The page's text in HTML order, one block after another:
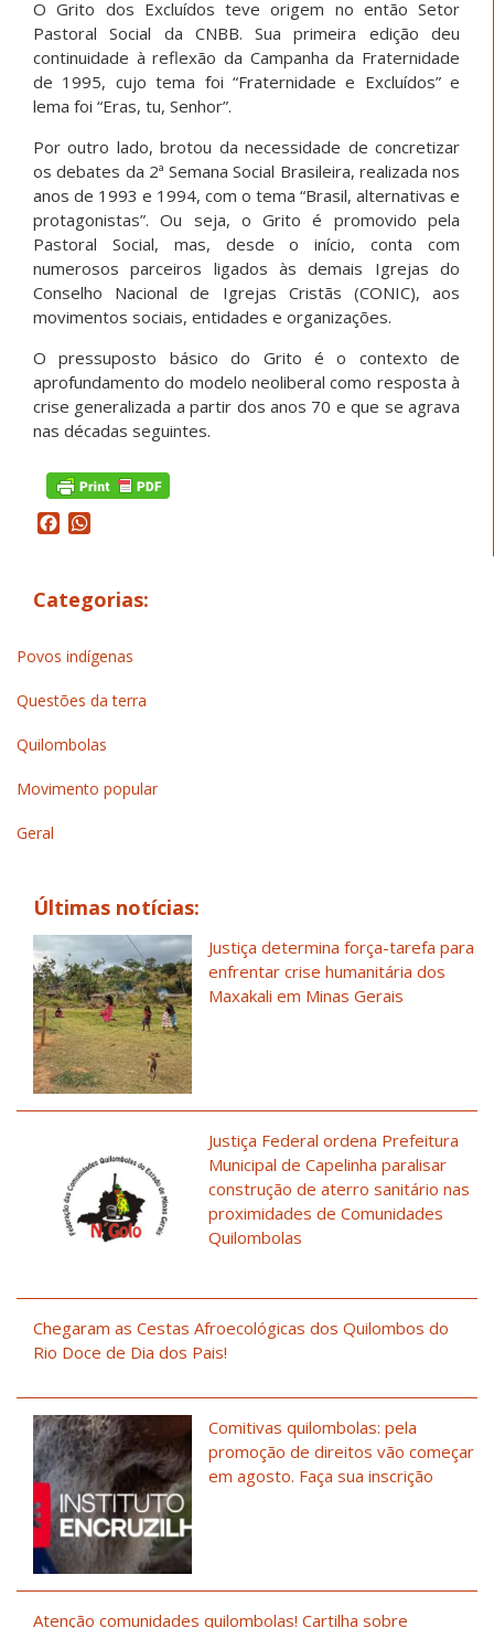
O Grito dos Excluídos teve origem no então Setor
Pastoral Social da CNBB. Sua primeira edição deu
continuidade à reflexão da Campanha da Fraternidade
de 1995, cujo tema foi “Fraternidade e Excluídos” e
lema foi “Eras, tu, Senhor”.
Por outro lado, brotou da necessidade de concretizar
os debates da 2ª Semana Social Brasileira, realizada nos
anos de 1993 e 1994, com o tema “Brasil, alternativas e
protagonistas”. Ou seja, o Grito é promovido pela
Pastoral Social, mas, desde o início, conta com
numerosos parceiros ligados às demais Igrejas do
Conselho Nacional de Igrejas Cristãs (CONIC), aos
movimentos sociais, entidades e organizações.
O pressuposto básico do Grito é o contexto de
aprofundamento do modelo neoliberal como resposta à
crise generalizada a partir dos anos 70 e que se agrava
nas décadas seguintes.
Facebook
Categorias:
Povos indígenas
Questões da terra
Quilombolas
Movimento popular
Geral
Últimas notícias:
Justiça determina força-tarefa para
enfrentar crise humanitária dos
Maxakali em Minas Gerais
Justiça Federal ordena Prefeitura
Municipal de Capelinha paralisar
construção de aterro sanitário nas
proximidades de Comunidades
Quilombolas
Chegaram as Cestas Afroecológicas dos Quilombos do
Rio Doce de Dia dos Pais!
Comitivas quilombolas: pela
promoção de direitos vão começar
em agosto. Faça sua inscrição
Atenção comunidades quilombolas! Cartilha sobre